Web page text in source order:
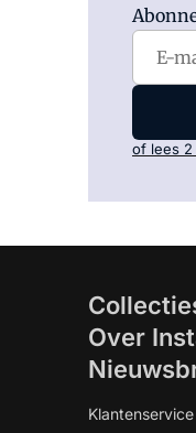
of lees 2
Over
Klantenservice